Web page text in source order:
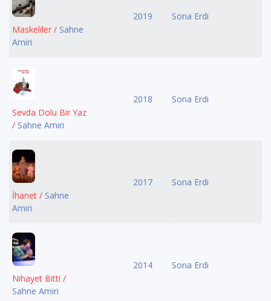
Maskeliler / Sahne
Amiri
2019 Sona Erdi
Sevda Dolu Bir Yaz
/ Sahne Amiri
2018 Sona Erdi
İhanet / Sahne
Amiri
2017 Sona Erdi
Nihayet Bitti /
Sahne Amiri
2014 Sona Erdi